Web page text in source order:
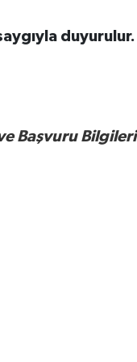
duyurulur.
Başvuru Bilgileri